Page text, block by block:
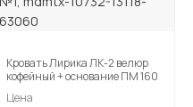
Кровать Лирика ЛК-2 велюр
кофейный + основание ПМ 160
Цена